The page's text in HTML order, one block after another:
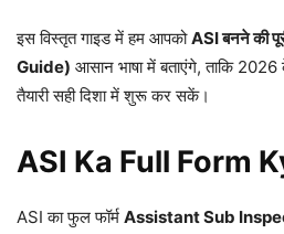
इस विस्तृत गाइड में हम आपकोASI बनने की
Guide) आसान भाषा में बताएंगे, ताकि
तैयारी सही दिशा में शुरू कर सकें।
ASI Ka Full Form
ASI का फुल फॉर्म Assistant Sub